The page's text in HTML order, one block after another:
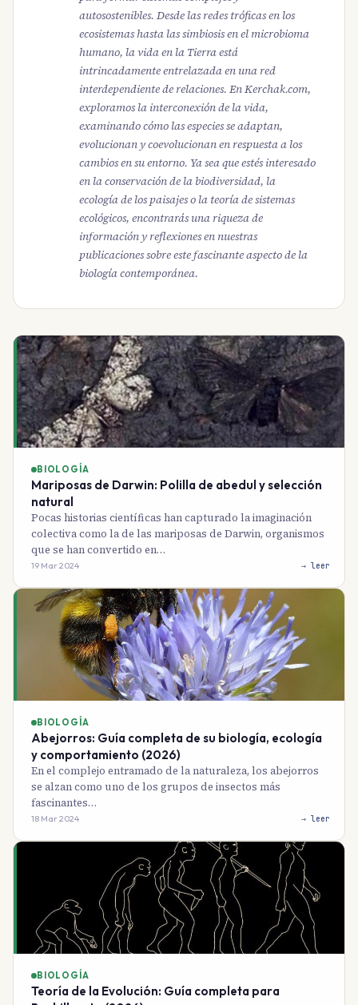
autosostenibles. Desde las redes tróficas en los
ecosistemas hasta las simbiosis en el microbioma
humano, la vida en la Tierra está
intrincadamente entrelazada en una red
interdependiente de relaciones. En Kerchak.com,
exploramos la interconexión de la vida,
examinando cómo las especies se adaptan,
evolucionan y coevolucionan en respuesta a los
cambios en su entorno. Ya sea que estés interesado
en la conservación de la biodiversidad, la
ecología de los paisajes o la teoría de sistemas
ecológicos, encontrarás una riqueza de
información y reflexiones en nuestras
publicaciones sobre este fascinante aspecto de la
biología contemporánea.
BIOLOGÍA
Mariposas de Darwin: Polilla de abedul y selección
natural
Pocas historias científicas han capturado la imaginación
colectiva como la de las mariposas de Darwin, organismos
que se han convertido en…
19 Mar 2024 → leer
BIOLOGÍA
Abejorros: Guía completa de su biología, ecología
y comportamiento (2026)
En el complejo entramado de la naturaleza, los abejorros
se alzan como uno de los grupos de insectos más
fascinantes…
18 Mar 2024 → leer
BIOLOGÍA
Teoría de la Evolución: Guía completa para